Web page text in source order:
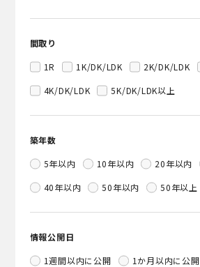
間取り
1R
1K/DK/LDK 2K/DK/LDK
4K/DK/LDK
5K/DK/LDK以上
築年数
5年以内
10年以内 20年以内
40年以内
50年以内 50年以上
情報公開日
1週間以内に公開
1か月以内に公開